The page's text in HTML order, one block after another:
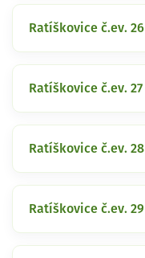
Ratíškovice č.ev. 26
Ratíškovice č.ev. 27
Ratíškovice č.ev. 28
Ratíškovice č.ev. 29